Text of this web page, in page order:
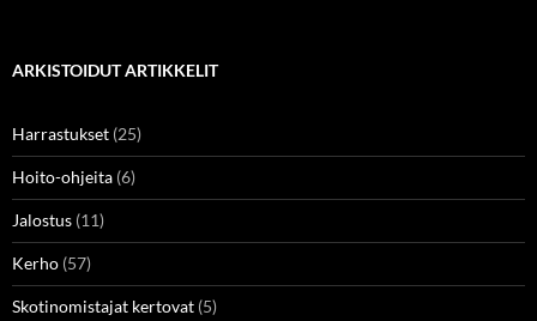
ARKISTOIDUT ARTIKKELIT
Harrastukset (25)
Hoito-ohjeita (6)
Jalostus (11)
Kerho (57)
Skotinomistajat kertovat (5)